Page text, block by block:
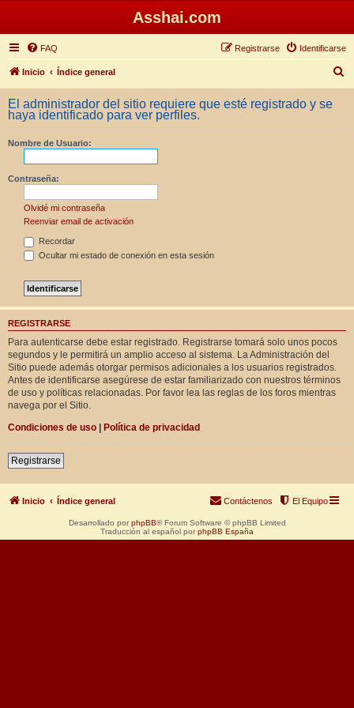
Asshai.com
FAQ Identificarse
Registrarse
Inicio Índice general
u
c
El administrador del sitio requiere que esté registrado y se
haya identificado para ver perfiles.
Nombre de Usuario:
Contraseña:
Olvidé mi contraseña
Reenviar email de activación
Recordar
Ocultar mi estado de conexión en esta sesión
REGISTRARSE
Para autenticarse debe estar registrado. Registrarse tomará solo unos pocos
segundos y le permitirá un amplio acceso al sistema. La Administración del
Sitio puede además otorgar permisos adicionales a los usuarios registrados.
Antes de identificarse asegúrese de estar familiarizado con nuestros términos
de uso y políticas relacionadas. Por favor lea las reglas de los foros mientras
navega por el Sitio.
Condiciones de uso | Política de privacidad
Registrarse
Inicio Índice general El Equipo
Contáctenos
Desarrollado por phpBB® Forum Software © phpBB Limited
Traducción al español por phpBB España